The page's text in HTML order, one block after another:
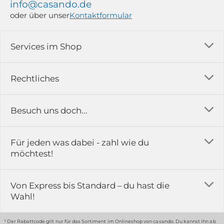
Rechtliches
Impressum
Rückgabe & Reklamation
Widerrufsrecht
Datenschutz-Einstellung
Services im Shop
Versandkosten
Erfahrungsberichte & Bewertungen
Kontakt
Karriere
Gewerbekunden
Grounding Page
Besuch uns doch...
in der Ausstellung...
51789 Lindlar
Hinweis:
info@casando.de
oder über unserKontaktformular
Für jeden was dabei - zahl wie du
möchtest!
Von Express bis Standard – du hast die
Wahl!
¹ Der Rabattcode gilt nur für das Sortiment im Onlineshop von casando. Du kannst ihn ab